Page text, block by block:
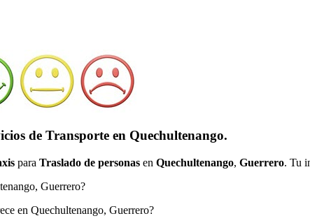
de Transporte en Quechultenango.
para Traslado de personas en Quechultenango, Guerrero. Tu
Guerrero?
en Quechultenango, Guerrero?